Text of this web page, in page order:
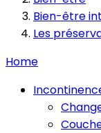
Bien-être
Les
Home